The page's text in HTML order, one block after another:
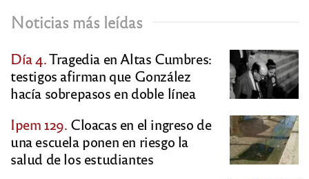
Noticias más leídas
Día 4.Tragedia en Altas Cumbres:
testigos afirman que González
hacía sobrepasos en doble línea
Ipem 129. Cloacas en el ingreso de
una escuela ponen en riesgo la
salud de los estudiantes